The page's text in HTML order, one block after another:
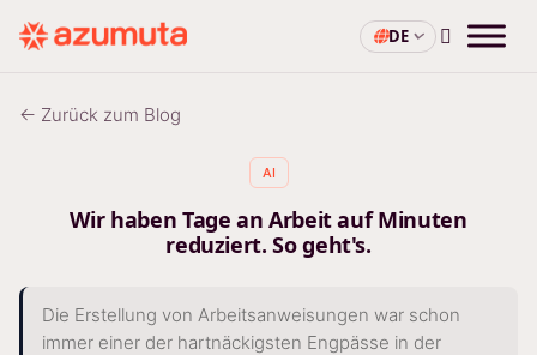
DE
← Zurück zum Blog
AI
Wir haben Tage an Arbeit auf Minuten
reduziert. So geht's.
Die Erstellung von Arbeitsanweisungen war schon
immer einer der hartnäckigsten Engpässe in der